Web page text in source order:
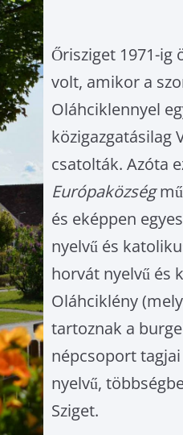
NÉPDAL
SZÍNJÁTSZÁS
NÉPMESE
KÖLTÉSZET
NYELVJÁRAS
NÉPSZOKÁSOK
KONYHA
EGYHÁZAK
PLÉBÁNIÁK
ÉPÍTÉSZET
Downloads
Impresszum
Adatvédelmi szabályzat
Deutsch
Magyar
Őrisziget 1971-ig
volt, amikor a
Oláhciklennyel
közigazgatásilag
csatolták. Azóta
Európaközség
és eképpen
nyelvű és
horvát nyelvű és
Oláhciklény
tartoznak a
népcsoport
nyelvű,
Sziget.